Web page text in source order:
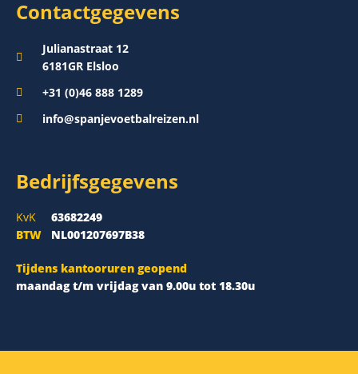
Contactgegevens
Julianastraat 12
6181GR Elsloo
+31 (0)46 888 1289
info@spanjevoetbalreizen.nl
Bedrijfsgegevens
KvK
63682249
BTW
NL001207697B38
Tijdens kantooruren geopend
maandag t/m vrijdag van 9.00u tot 18.30u